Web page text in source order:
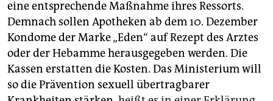
eine entsprechende Maßnahme ihres Ressorts.
Demnach sollen Apotheken ab dem 10. Dezember
Kondome der Marke „Eden“ auf Rezept des Arztes
oder der Hebamme herausgegeben werden. Die
Kassen erstatten die Kosten. Das Ministerium will
so die Prävention sexuell übertragbarer